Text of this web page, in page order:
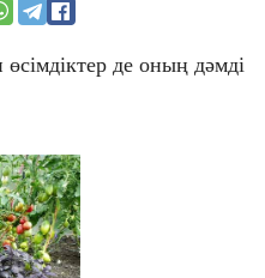
де оның дәмді